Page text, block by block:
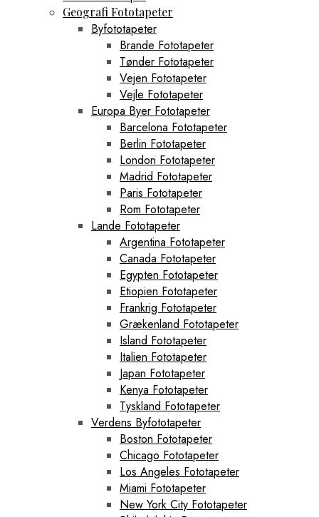
Geografi Fototapeter
Byfototapeter
Brande Fototapeter
Tønder Fototapeter
Vejen Fototapeter
Vejle Fototapeter
Europa Byer Fototapeter
Barcelona Fototapeter
Berlin Fototapeter
London Fototapeter
Madrid Fototapeter
Paris Fototapeter
Rom Fototapeter
Lande Fototapeter
Argentina Fototapeter
Canada Fototapeter
Egypten Fototapeter
Etiopien Fototapeter
Frankrig Fototapeter
Grækenland Fototapeter
Island Fototapeter
Italien Fototapeter
Japan Fototapeter
Kenya Fototapeter
Tyskland Fototapeter
Verdens Byfototapeter
Boston Fototapeter
Chicago Fototapeter
Los Angeles Fototapeter
Miami Fototapeter
New York City Fototapeter